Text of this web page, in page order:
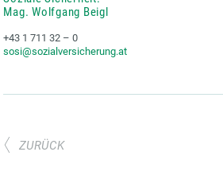
Mag. Wolfgang Beigl
+43 1 711 32 – 0
sosi@sozialversicherung.at
ZURÜCK